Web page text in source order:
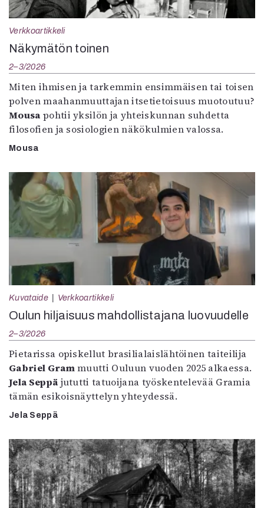
Verkkoartikkeli
Näkymätön toinen
2–3/2026
Miten ihmisen ja tarkemmin ensimmäisen tai toisen
polven maahanmuuttajan itsetietoisuus muotoutuu?
Mousa pohtii yksilön ja yhteiskunnan suhdetta
filosofien ja sosiologien näkökulmien valossa.
Mousa
Kuvataide Verkkoartikkeli
Oulun hiljaisuus mahdollistajana luovuudelle
2–3/2026
Pietarissa opiskellut brasilialaislähtöinen taiteilija
Gabriel Grammuutti Ouluun vuoden 2025 alkaessa.
Jela Seppä jututti tatuoijana työskentelevää Gramia
tämän esikoisnäyttelyn yhteydessä.
Jela Seppä